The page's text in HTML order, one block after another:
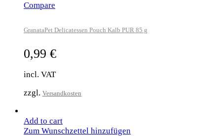
Compare
GranataPet Delicatessen Pouch Kalb PUR 85 g
0,99 €
incl. VAT
zzgl. Versandkosten
Add to cart
Zum Wunschzettel hinzufügen